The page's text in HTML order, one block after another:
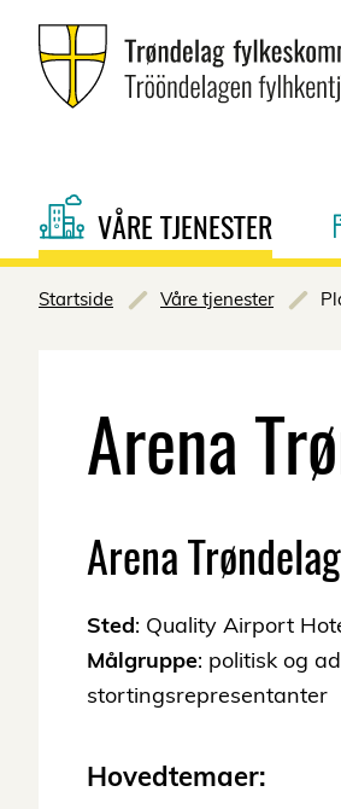
VÅRE TJENESTER
Startside Våre tjenester
Arena
Arena
Sted: Quality Airport
Målgruppe: politisk og
stortingsrepresentanter
Hovedtemaer: